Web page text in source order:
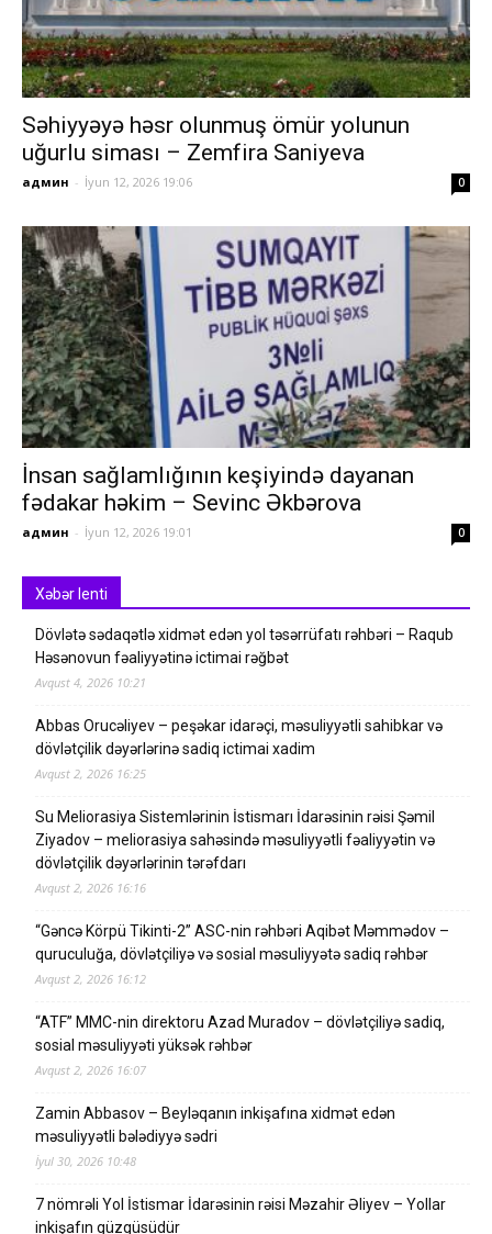
Səhiyyəyə həsr olunmuş ömür yolunun
uğurlu siması – Zemfira Saniyeva
админ - İyun 12, 2026 19:06 0
İnsan sağlamlığının keşiyində dayanan
fədakar həkim – Sevinc Əkbərova
админ - İyun 12, 2026 19:01 0
Xəbər lenti
Dövlətə sədaqətlə xidmət edən yol təsərrüfatı rəhbəri – Raqub
Həsənovun fəaliyyətinə ictimai rəğbət
Avqust 4, 2026 10:21
Abbas Orucəliyev – peşəkar idarəçi, məsuliyyətli sahibkar və
dövlətçilik dəyərlərinə sadiq ictimai xadim
Avqust 2, 2026 16:25
Su Meliorasiya Sistemlərinin İstismarı İdarəsinin rəisi Şəmil
Ziyadov – meliorasiya sahəsində məsuliyyətli fəaliyyətin və
dövlətçilik dəyərlərinin tərəfdarı
Avqust 2, 2026 16:16
“Gəncə Körpü Tikinti-2” ASC-nin rəhbəri Aqibət Məmmədov –
quruculuğa, dövlətçiliyə və sosial məsuliyyətə sadiq rəhbər
Avqust 2, 2026 16:12
“ATF” MMC-nin direktoru Azad Muradov – dövlətçiliyə sadiq,
sosial məsuliyyəti yüksək rəhbər
Avqust 2, 2026 16:07
Zamin Abbasov – Beyləqanın inkişafına xidmət edən
məsuliyyətli bələdiyyə sədri
İyul 30, 2026 10:48
7 nömrəli Yol İstismar İdarəsinin rəisi Məzahir Əliyev – Yollar
inkişafın güzgüsüdür